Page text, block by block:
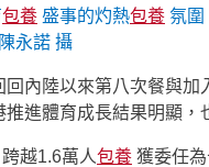
包養 盛事的灼熱包養 氛圍
永諾 攝
回內陸以來第八次餐與
推進體育成長結果明顯，
越1.6萬人包養 獲委任